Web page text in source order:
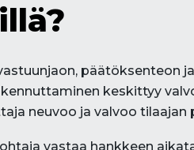
päätöksenteon
keskittyy
neuvoo ja valvoo tilaajan
vastaa hankkeen